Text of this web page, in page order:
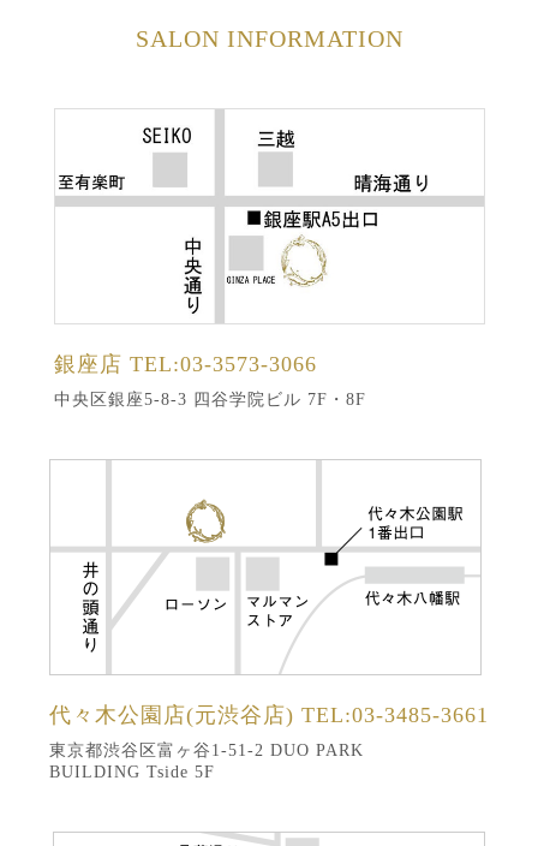
SALON INFORMATION
銀座店 TEL:03-3573-3066
中央区銀座5-8-3 四谷学院ビル 7F・8F
代々木公園店(元渋谷店) TEL:03-3485-3661
東京都渋谷区富ヶ谷1-51-2 DUO PARK
BUILDING Tside 5F